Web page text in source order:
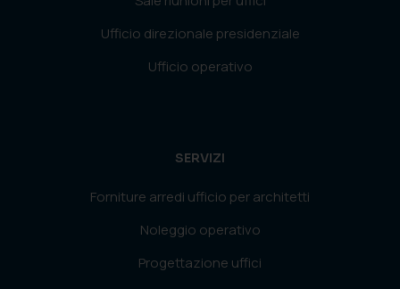
Ufficio direzionale presidenziale
Ufficio operativo
SERVIZI
Forniture arredi ufficio per architetti
Noleggio operativo
Progettazione uffici